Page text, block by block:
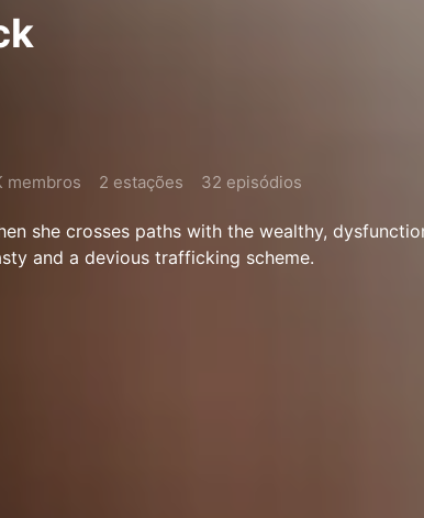
membros 2 estações 32 episódios
she crosses paths with the wealthy,
and a devious trafficking scheme.